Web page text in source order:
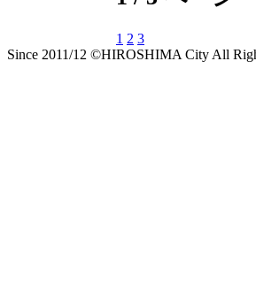
1 2 3
Since 2011/12 ©HIROSHIMA City All